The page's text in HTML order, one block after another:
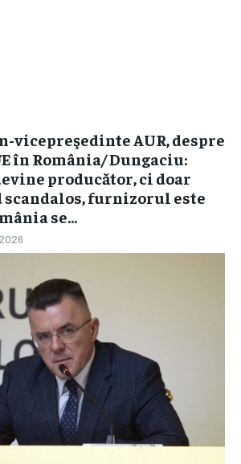
vicepreşedinte AUR, despre
în România/ Dungaciu:
producător, ci doar
scandalos, furnizorul este
se...